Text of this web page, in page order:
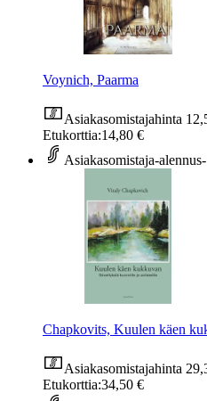
Voynich, Paarma
Asiakasomistajahinta
Etukorttia:14,80 €
Asiakasomistaja-alennus
Chapkovits, Kuulen käen
Asiakasomistajahinta
Etukorttia:34,50 €